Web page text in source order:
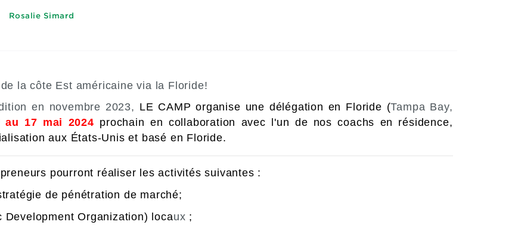
Rosalie Simard
la côte Est américaine via la Floride!
en novembre 2023, LE CAMP organise une délégation en Floride (Tampa Bay,
au 17 mai 2024 prochain en collaboration avec l'un de nos coachs en résidence,
aux États-Unis et basé en Floride.
pourront réaliser les activités suivantes :
de pénétration de marché;
Development Organization) locaux ;